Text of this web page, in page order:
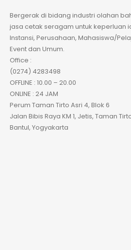
Bergerak di bidang industri olahan
jasa cetak seragam untuk keperluan
Instansi, Perusahaan, Mahasiswa/
Event dan Umum.
Office :
(0274) 4283498
OFFLINE : 10.00 – 20.00
ONLINE : 24 JAM
Perum Taman Tirto Asri 4, Blok 6
Jalan Bibis Raya KM 1, Jetis, Taman
Bantul, Yogyakarta